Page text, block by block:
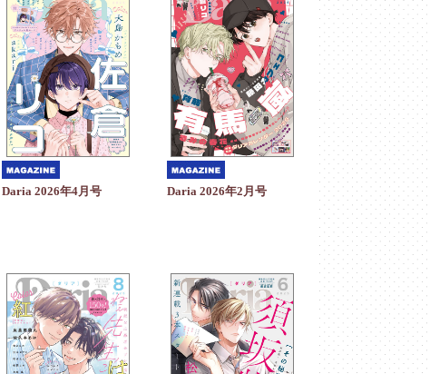
Daria 2026年4月号 Daria 2026年2月号